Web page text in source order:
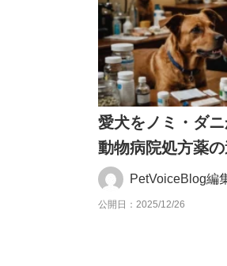
愛犬をノミ・ダ
動物病院処方薬
PetVoiceBlog編
公開日：2025/12/26